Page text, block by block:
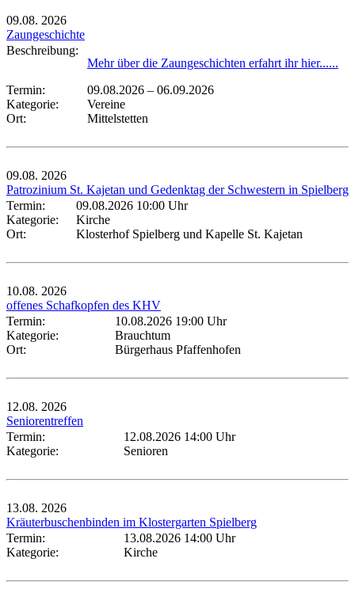
09.08. 2026
Zaungeschichte
Beschreibung:
Mehr über die Zaungeschichten erfahrt ihr hier......
Termin:
09.08.2026 – 06.09.2026
Kategorie:
Vereine
Ort:
Mittelstetten
09.08. 2026
Patrozinium St. Kajetan und Gedenktag der Schwestern in Spielberg
Termin:
09.08.2026 10:00 Uhr
Kategorie:
Kirche
Ort:
Klosterhof Spielberg und Kapelle St. Kajetan
10.08. 2026
offenes Schafkopfen des KHV
Termin:
10.08.2026 19:00 Uhr
Kategorie:
Brauchtum
Ort:
Bürgerhaus Pfaffenhofen
12.08. 2026
Seniorentreffen
Termin:
12.08.2026 14:00 Uhr
Kategorie:
Senioren
13.08. 2026
Kräuterbuschenbinden im Klostergarten Spielberg
Termin:
13.08.2026 14:00 Uhr
Kategorie:
Kirche